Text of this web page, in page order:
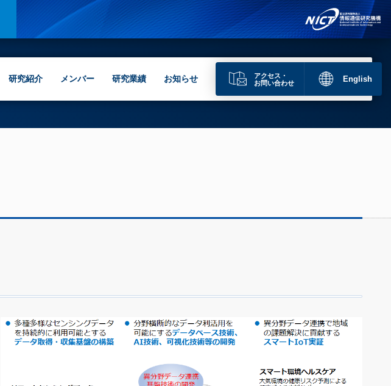
研究紹介 メンバー 研究業績 お知らせ
アクセス・
お問い合わせ
English